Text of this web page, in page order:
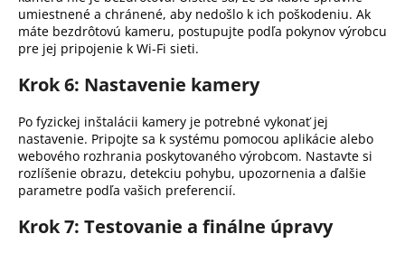
umiestnené a chránené, aby nedošlo k ich poškodeniu. Ak
máte bezdrôtovú kameru, postupujte podľa pokynov výrobcu
pre jej pripojenie k Wi-Fi sieti.
Krok 6: Nastavenie kamery
Po fyzickej inštalácii kamery je potrebné vykonať jej
nastavenie. Pripojte sa k systému pomocou aplikácie alebo
webového rozhrania poskytovaného výrobcom. Nastavte si
rozlíšenie obrazu, detekciu pohybu, upozornenia a ďalšie
parametre podľa vašich preferencií.
Krok 7: Testovanie a finálne úpravy